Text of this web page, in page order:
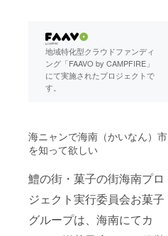
地域特化型クラウドファンディ
ング「FAAVO by CAMPFIRE」
にて実施されたプロジェクトで
す。
海ニャンで海南（かいなん）市
を知って欲しい
鱧の街・菓子の街海南プロ
ジェクト実行委員会お菓子
グループは、海南にてカ